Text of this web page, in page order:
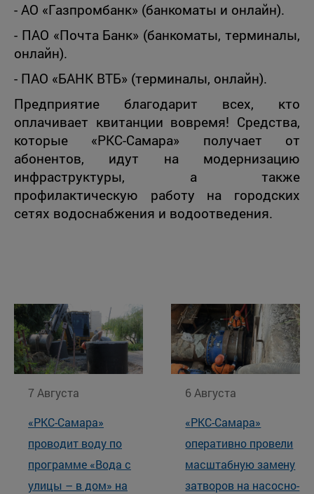
- АО «Газпромбанк» (банкоматы и онлайн).
- ПАО «Почта Банк» (банкоматы, терминалы,
онлайн).
- ПАО «БАНК ВТБ» (терминалы, онлайн).
Предприятие благодарит всех, кто
оплачивает квитанции вовремя! Средства,
которые «РКС-Самара» получает от
абонентов, идут на модернизацию
инфраструктуры, а также
профилактическую работу на городских
сетях водоснабжения и водоотведения.
7 Августа
«РКС-Самара»
проводит воду по
программе «Вода с
улицы – в дом» на
6 Августа
«РКС-Самара»
оперативно провели
масштабную замену
затворов на насосно-